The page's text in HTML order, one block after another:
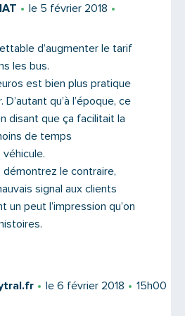
Saisissez le code
PARTAGER
le 5 février 2018
d’augmenter le tarif
les bus.
est bien plus pratique
qu’à l’époque, ce
disant que ça facilitait la
de temps
véhicule.
démontrez le contraire,
signal aux clients
un peut l’impression qu’on
le 6 février 2018
15h00